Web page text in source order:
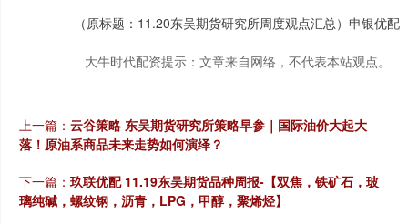
（原标题：11.20东吴期货研究所周度观点汇总）申银优配
大牛时代配资提示：文章来自网络，不代表本站观点。
上一篇： 云谷策略 东吴期货研究所策略早参｜国际油价大起大
落！原油系商品未来走势如何演绎？
下一篇： 玖联优配 11.19东吴期货品种周报-【双焦，铁矿石，玻
璃纯碱，螺纹钢，沥青，LPG，甲醇，聚烯烃】